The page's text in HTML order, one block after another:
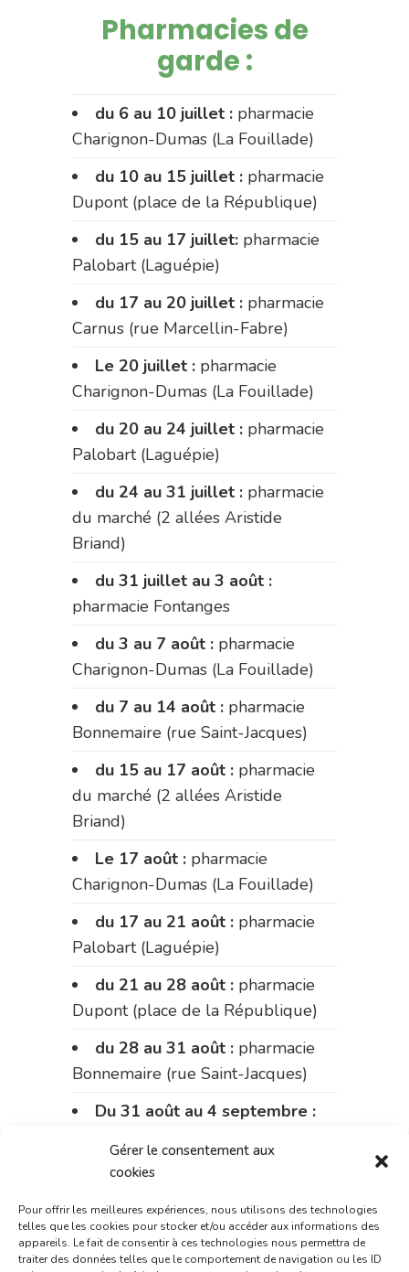
Gérer le consentement aux
cookies
Pour offrir les meilleures expériences, nous utilisons des technologies
telles que les cookies pour stocker et/ou accéder aux informations des
appareils. Le fait de consentir à ces technologies nous permettra de
traiter des données telles que le comportement de navigation ou les ID
Pharmacies de
garde :
du 6 au 10 juillet : pharmacie
Charignon-Dumas (La Fouillade)
du 10 au 15 juillet : pharmacie
Dupont (place de la République)
du 15 au 17 juillet: pharmacie
Palobart (Laguépie)
du 17 au 20 juillet : pharmacie
Carnus (rue Marcellin-Fabre)
Le 20 juillet : pharmacie
Charignon-Dumas (La Fouillade)
du 20 au 24 juillet : pharmacie
Palobart (Laguépie)
du 24 au 31 juillet : pharmacie
du marché (2 allées Aristide
Briand)
du 31 juillet au 3 août :
pharmacie Fontanges
du 3 au 7 août : pharmacie
Charignon-Dumas (La Fouillade)
du 7 au 14 août : pharmacie
Bonnemaire (rue Saint-Jacques)
du 15 au 17 août : pharmacie
du marché (2 allées Aristide
Briand)
Le 17 août : pharmacie
Charignon-Dumas (La Fouillade)
du 17 au 21 août : pharmacie
Palobart (Laguépie)
du 21 au 28 août : pharmacie
Dupont (place de la République)
du 28 au 31 août : pharmacie
Bonnemaire (rue Saint-Jacques)
Du 31 août au 4 septembre :
Fouillade)
du 4 au 11 septembre :
pharmacie Carnus (rue Marcellin-
Fabre)